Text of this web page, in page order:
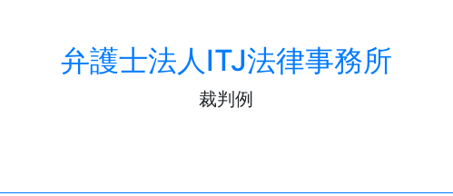
弁護士法人ITJ法律事務所
裁判例